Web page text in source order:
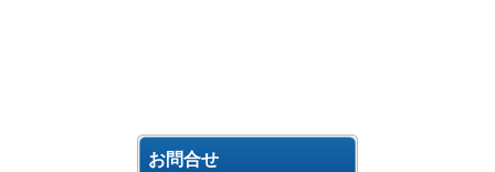
お問合せ